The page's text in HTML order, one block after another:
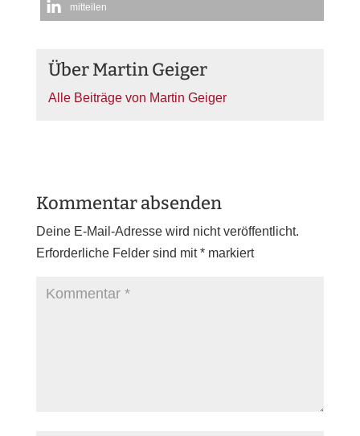
mitteilen
Über Martin Geiger
Alle Beiträge von Martin Geiger
Kommentar absenden
Deine E-Mail-Adresse wird nicht veröffentlicht.
Erforderliche Felder sind mit*markiert